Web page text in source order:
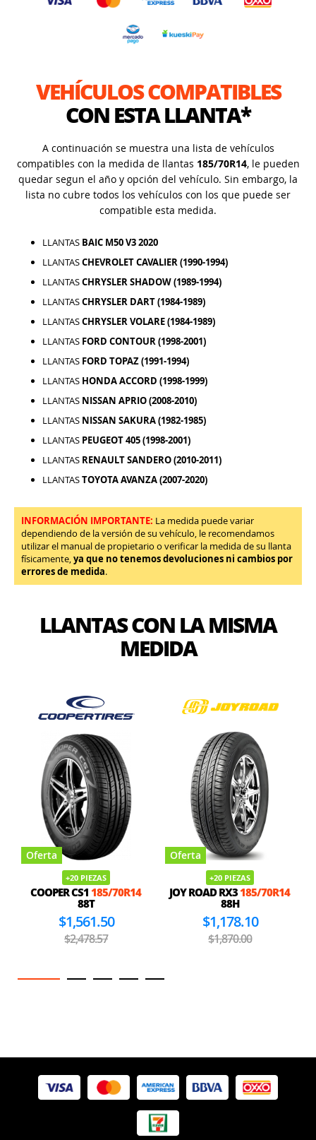
VEHÍCULOS COMPATIBLES
CON ESTA LLANTA*
A continuación se muestra una lista de vehículos
compatibles con la medida de llantas 185/70R14, le pueden
quedar segun el año y opción del vehículo. Sin embargo, la
lista no cubre todos los vehículos con los que puede ser
compatible esta medida.
LLANTAS BAIC M50 V3 2020
LLANTASCHEVROLET CAVALIER (1990-1994)
LLANTASCHRYSLER SHADOW (1989-1994)
LLANTASCHRYSLER DART (1984-1989)
LLANTASCHRYSLER VOLARE (1984-1989)
LLANTAS FORD CONTOUR (1998-2001)
LLANTAS FORD TOPAZ (1991-1994)
LLANTAS HONDA ACCORD (1998-1999)
LLANTAS NISSAN APRIO (2008-2010)
LLANTAS NISSAN SAKURA (1982-1985)
LLANTAS PEUGEOT 405 (1998-2001)
LLANTAS RENAULT SANDERO (2010-2011)
LLANTASTOYOTA AVANZA (2007-2020)
INFORMACIÓN IMPORTANTE: La medida puede variar
dependiendo de la versión de su vehículo, le recomendamos
utilizar el manual de propietario o verificar la medida de su llanta
físicamente,ya que no tenemos devoluciones ni cambios por
errores de medida.
LLANTAS CON LA MISMA
MEDIDA
Oferta
+20 PIEZAS
COOPER CS1 185/70R14
88T
$1,561.50
$2,478.57
Oferta
+20 PIEZAS
JOY ROAD RX3185/70R14
88H
$1,178.10
$1,870.00